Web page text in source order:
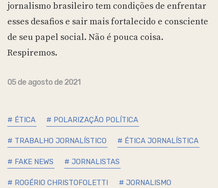
jornalismo brasileiro tem condições de enfrentar
esses desafios e sair mais fortalecido e consciente
de seu papel social. Não é pouca coisa.
Respiremos.
05 de agosto de 2021
# ÉTICA # POLARIZAÇÃO POLÍTICA
# TRABALHO JORNALÍSTICO # ÉTICA JORNALÍSTICA
# FAKE NEWS # JORNALISTAS
# ROGÉRIO CHRISTOFOLETTI # JORNALISMO